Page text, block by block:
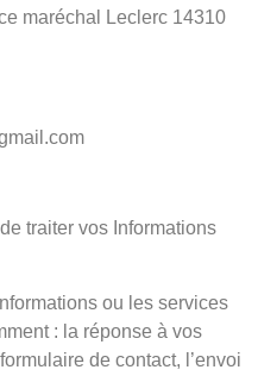
maréchal Leclerc 14310
com
traiter vos Informations
ou les services
: la réponse à vos
de contact, l’envoi